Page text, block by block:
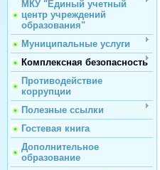
МКУ "Единый учетный
центр учреждений
образования"
Муниципальные услуги
Комплексная безопасность
Противодействие
коррупции
Полезные ссылки
Гостевая книга
Дополнительное
образование